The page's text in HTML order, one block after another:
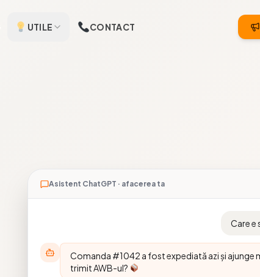
UTILE CONTACT
Asistent ChatGPT · afacerea ta
Care e
Comanda #1042 a fost expediată azi și ajunge
trimit AWB-ul?